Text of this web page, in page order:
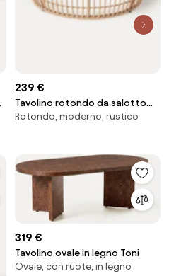
239 €
Tavolino rotondo da salotto
con piano in vetro Costa
Rotondo, moderno, rustico
319 €
Tavolino ovale in legno Toni
Ovale, con ruote, in legno